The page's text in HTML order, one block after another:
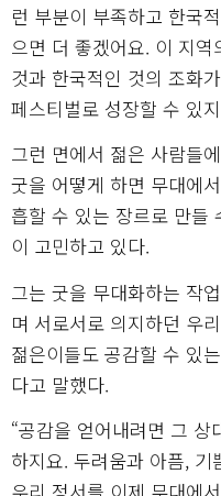
런 부분이 부족하고 한국
으면 더 좋겠어요. 이 지
것과 한국적인 것의 조화
페스티벌로 성장할 수 있
그런 면에서 젊은 사람들
굿을 어떻게 하면 무대에
흡할 수 있는 장르로 만들
이 고민하고 있다.
그는 굿을 무대화하는 작
며 서로서로 의지하던 우
젊은이들도 공감할 수 있
다고 말했다.
“공감을 얻어내려면 그
하지요. 두려움과 아픔,